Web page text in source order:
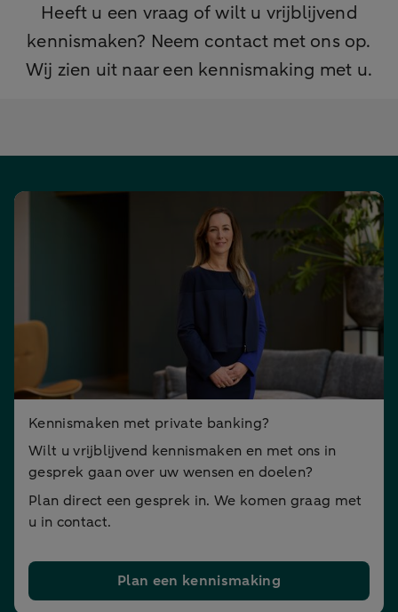
Heeft u een vraag of wilt u vrijblijvend
kennismaken? Neem contact met ons op.
Wij zien uit naar een kennismaking met u.
Kennismaken met private banking?
Wilt u vrijblijvend kennismaken en met ons in
gesprek gaan over uw wensen en doelen?
Plan direct een gesprek in. We komen graag met
u in contact.
Plan een kennismaking